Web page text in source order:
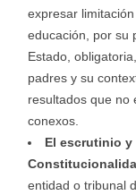
expresar
educación, por su
Estado,
padres y su
resultados que no
conexos.
El escrutinio
entidad o tribunal